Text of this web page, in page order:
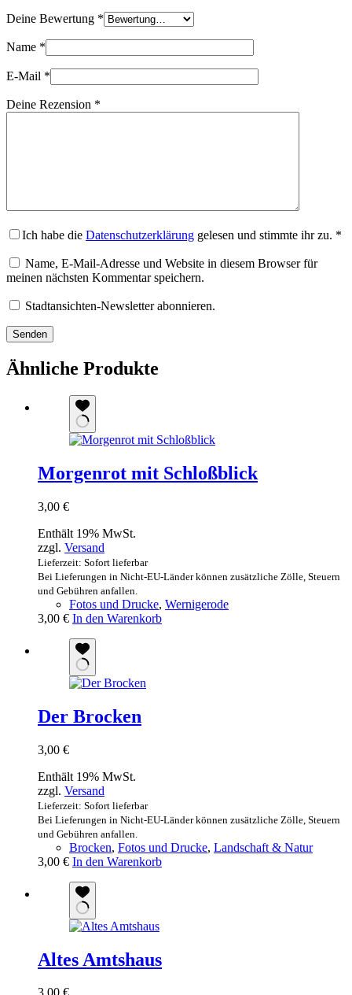
Deine Bewertung *
Name *
E-Mail *
Deine Rezension *
Ich habe die Datenschutzerklärung gelesen und stimmte ihr zu. *
Name, E-Mail-Adresse und Website in diesem Browser für
meinen nächsten Kommentar speichern.
Stadtansichten-Newsletter abonnieren.
Senden
Ähnliche Produkte
Morgenrot mit Schloßblick
3,00 €
Enthält 19% MwSt.
zzgl. Versand
Lieferzeit: Sofort lieferbar
Bei Lieferungen in Nicht-EU-Länder können zusätzliche Zölle, Steuern
und Gebühren anfallen.
Fotos und Drucke, Wernigerode
3,00 € In den Warenkorb
Der Brocken
3,00 €
Enthält 19% MwSt.
zzgl. Versand
Lieferzeit: Sofort lieferbar
Bei Lieferungen in Nicht-EU-Länder können zusätzliche Zölle, Steuern
und Gebühren anfallen.
Brocken, Fotos und Drucke, Landschaft & Natur
3,00 € In den Warenkorb
Altes Amtshaus